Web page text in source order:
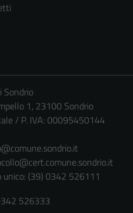
Sondrio
1, 23100 Sondrio
/ P. IVA: 00095450144
unico: (39) 0342 526111
526333